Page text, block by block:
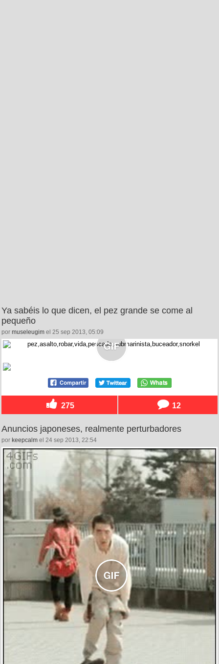
Ya sabéis lo que dicen, el pez grande se come al
pequeño
por museleugim el 25 sep 2013, 05:09
275 12
Anuncios japoneses, realmente perturbadores
por keepcalm el 24 sep 2013, 22:54